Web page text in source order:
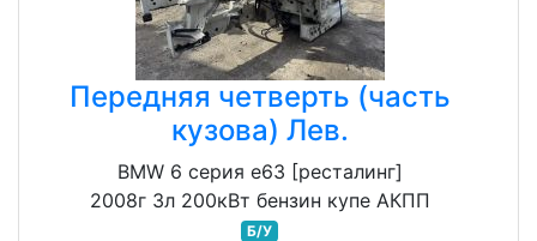
Передняя четверть (часть
кузова) Лев.
BMW 6 серия e63 [ресталинг]
2008г 3л 200кВт бензин купе АКПП
Б/У